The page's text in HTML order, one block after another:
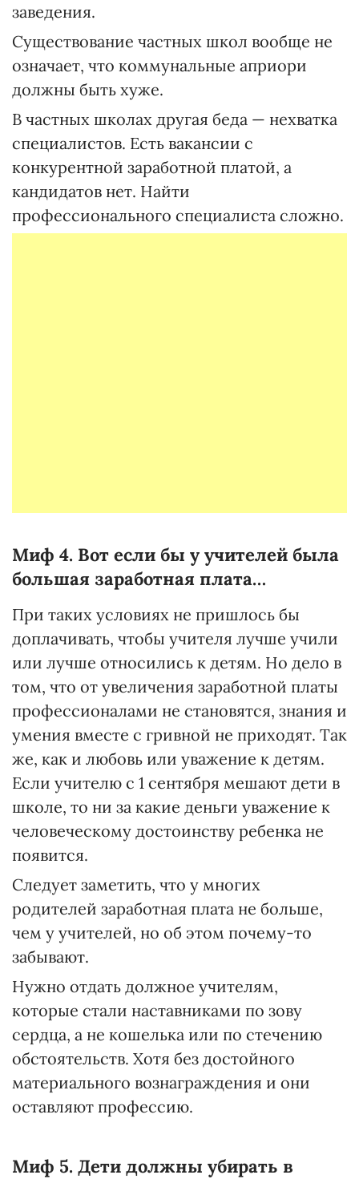
заведения.
Существование частных школ вообще не
означает, что коммунальные априори
должны быть хуже.
В частных школах другая беда — нехватка
специалистов. Есть вакансии с
конкурентной заработной платой, а
кандидатов нет. Найти
профессионального специалиста сложно.
Миф 4. Вот если бы у учителей была
большая заработная плата…
При таких условиях не пришлось бы
доплачивать, чтобы учителя лучше учили
или лучше относились к детям. Но дело в
том, что от увеличения заработной платы
профессионалами не становятся, знания и
умения вместе с гривной не приходят. Так
же, как и любовь или уважение к детям.
Если учителю с 1 сентября мешают дети в
школе, то ни за какие деньги уважение к
человеческому достоинству ребенка не
появится.
Следует заметить, что у многих
родителей заработная плата не больше,
чем у учителей, но об этом почему-то
забывают.
Нужно отдать должное учителям,
которые стали наставниками по зову
сердца, а не кошелька или по стечению
обстоятельств. Хотя без достойного
материального вознаграждения и они
оставляют профессию.
Миф 5. Дети должны убирать в